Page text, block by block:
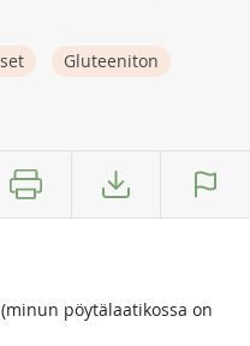
Gluteeniton
pöytälaatikossa on